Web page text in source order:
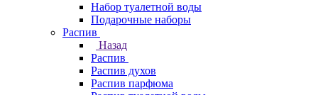
Набор туалетной воды
Подарочные наборы
Распив
Назад
Распив
Распив духов
Распив парфюма